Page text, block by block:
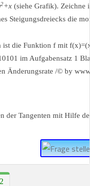
2+x (siehe Grafik). Zeichne
Steigungsdreiecks die
der Tangenten mit Hilfe